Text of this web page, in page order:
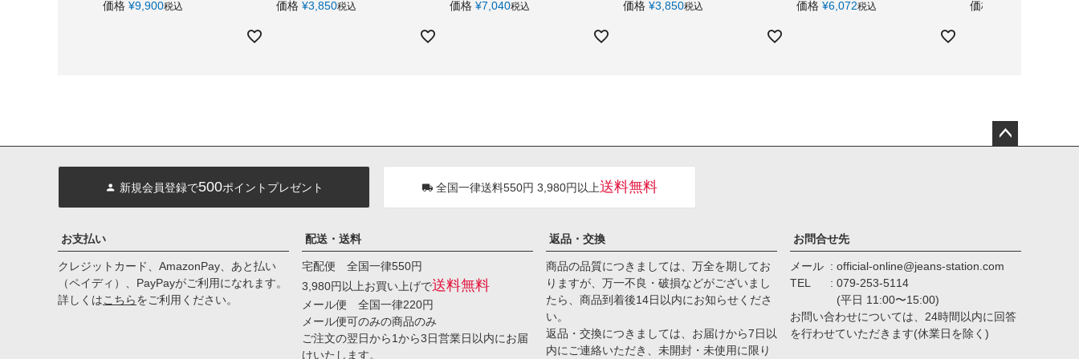
価格 ¥9,900税込 価格 ¥3,850税込 価格 ¥7,040税込 価格 ¥3,850税込 価格 ¥6,072税込 価格
新規会員登録で500ポイントプレゼント 全国一律送料550円 3,980円以上送料無料
お支払い
クレジットカード、AmazonPay、あと払い
（ペイディ）、PayPayがご利用になれます。
詳しくはこちらをご利用ください。
配送・送料
宅配便 全国一律550円
3,980円以上お買い上げで送料無料
メール便 全国一律220円
メール便可のみの商品のみ
ご注文の翌日から1から3日営業日以内にお届
けいたします。
返品・交換
商品の品質につきましては、万全を期してお
りますが、万一不良・破損などがございまし
たら、商品到着後14日以内にお知らせくださ
い。
返品・交換につきましては、お届けから7日以
内にご連絡いただき、未開封・未使用に限り
お問合せ先
メール
official-online@jeans-station.com
TEL
079-253-5114
(平日 11:00〜15:00)
お問い合わせについては、24時間以内に回答
を行わせていただきます(休業日を除く)